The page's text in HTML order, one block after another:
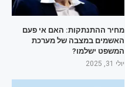
מחיר ההתנתקות: האם אי פעם
האשמים במצבה של מערכת
המשפט ישלמו?
יולי 31, 2025